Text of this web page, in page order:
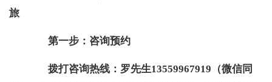
旅
第一步：咨询预约
拨打咨询热线：罗先生13559967919（微信同